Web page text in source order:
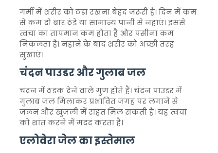
गर्मी में शरीर को ठंडा रखना बेहद जरूरी है। दिन में कम
से कम दो बार ठंडे या सामान्य पानी से नहाएं। इससे
त्वचा का तापमान कम होता है और पसीना कम
निकलता है। नहाने के बाद शरीर को अच्छी तरह
सुखाएं।
चंदन पाउडर और गुलाब जल
चंदन में ठंडक देने वाले गुण होते हैं। चंदन पाउडर में
गुलाब जल मिलाकर प्रभावित जगह पर लगाने से
जलन और खुजली में राहत मिल सकती है। यह त्वचा
को शांत करने में मदद करता है।
एलोवेरा जेल का इस्तेमाल